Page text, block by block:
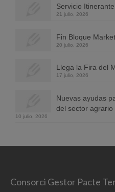
Servicio
21 julio, 2026
Fin Bloque
20 julio, 2026
Llega la Fira del
17 julio, 2026
Nuevas ayudas
del sector agrario
10 julio, 2026
Consorci Gestor Pacte